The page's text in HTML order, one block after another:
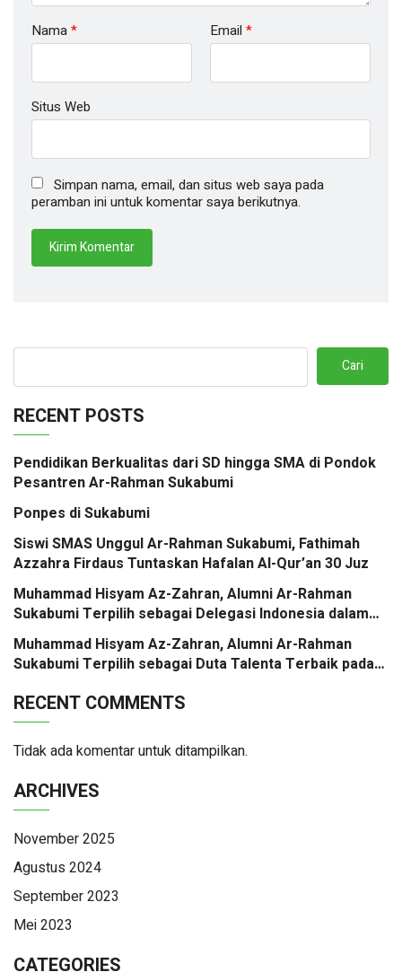
Nama* Email *
Situs Web
Simpan nama, email, dan situs web saya pada
peramban ini untuk komentar saya berikutnya.
Cari
RECENT POSTS
Pendidikan Berkualitas dari SD hingga SMA di Pondok
Pesantren Ar-Rahman Sukabumi
Ponpes di Sukabumi
Siswi SMAS Unggul Ar-Rahman Sukabumi, Fathimah
Azzahra Firdaus Tuntaskan Hafalan Al-Qur’an 30 Juz
Muhammad Hisyam Az-Zahran, Alumni Ar-Rahman
Sukabumi Terpilih sebagai Delegasi Indonesia dalam
ASEAN Youth Conference
Muhammad Hisyam Az-Zahran, Alumni Ar-Rahman
Sukabumi Terpilih sebagai Duta Talenta Terbaik pada
RECENT COMMENTS
Tidak ada komentar untuk ditampilkan.
ARCHIVES
November 2025
Agustus 2024
September 2023
Mei 2023
CATEGORIES